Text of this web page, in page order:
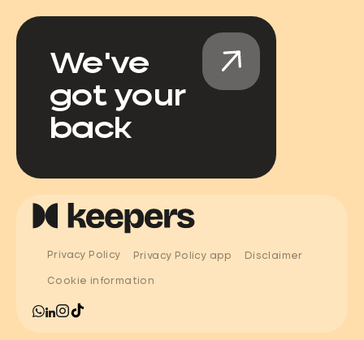
We've
got your
back
Privacy Policy Privacy Policy app Disclaimer
Cookie information